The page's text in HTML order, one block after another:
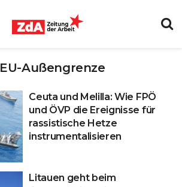
EU-Außengrenze
Ceuta und Melilla: Wie FPÖ
und ÖVP die Ereignisse für
rassistische Hetze
instrumentalisieren
Litauen geht beim